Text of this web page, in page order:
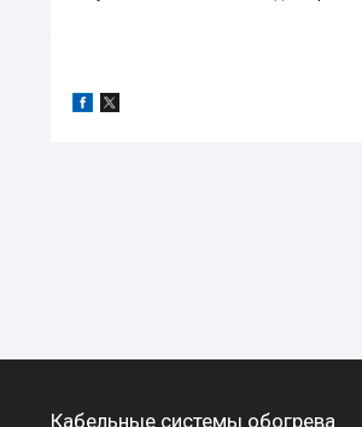
Кабельные системы обогрева